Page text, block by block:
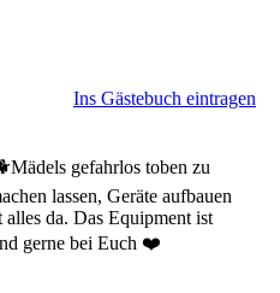
Ins Gästebuch eintragen
gefahrlos toben zu
lassen, Geräte aufbauen
alles da. Das Equipment ist
gerne bei Euch ❤️